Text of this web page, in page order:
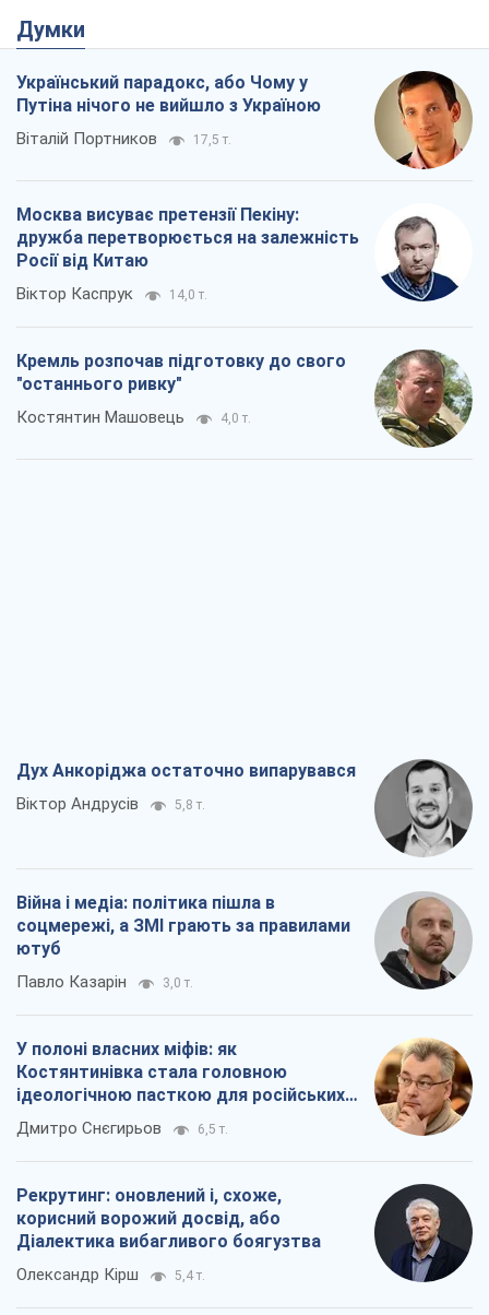
Думки
Український парадокс, або Чому у
Путіна нічого не вийшло з Україною
Віталій Портников 17,5 т.
Москва висуває претензії Пекіну:
дружба перетворюється на залежність
Росії від Китаю
Віктор Каспрук 14,0 т.
Кремль розпочав підготовку до свого
"останнього ривку"
Костянтин Машовець 4,0 т.
Дух Анкоріджа остаточно випарувався
Віктор Андрусів 5,8 т.
Війна і медіа: політика пішла в
соцмережі, а ЗМІ грають за правилами
ютуб
Павло Казарін 3,0 т.
У полоні власних міфів: як
Костянтинівка стала головною
ідеологічною пасткою для російських
окупантів
Дмитро Снєгирьов 6,5 т.
Рекрутинг: оновлений і, схоже,
корисний ворожий досвід, або
Діалектика вибагливого боягузтва
Олександр Кірш 5,4 т.